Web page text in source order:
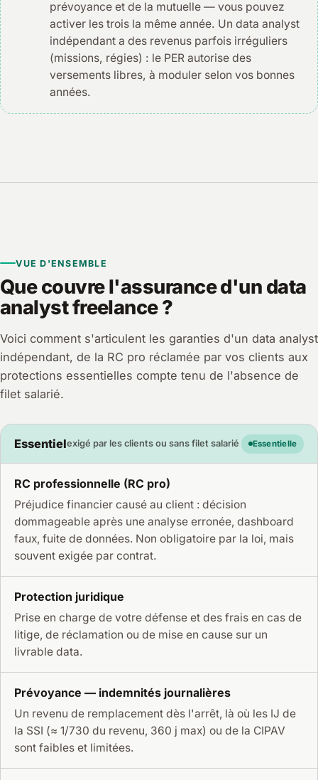
prévoyance et de la mutuelle — vous pouvez
activer les trois la même année. Un data analyst
indépendant a des revenus parfois irréguliers
(missions, régies) : le PER autorise des
versements libres, à moduler selon vos bonnes
années.
VUE D'ENSEMBLE
Que couvre l'assurance d'un data
analyst freelance ?
Voici comment s'articulent les garanties d'un data analyst
indépendant, de la RC pro réclamée par vos clients aux
protections essentielles compte tenu de l'absence de
filet salarié.
Essentielexigé par les clients ou sans filet salarié Essentielle
RC professionnelle (RC pro)
Préjudice financier causé au client : décision
dommageable après une analyse erronée, dashboard
faux, fuite de données. Non obligatoire par la loi, mais
souvent exigée par contrat.
Protection juridique
Prise en charge de votre défense et des frais en cas de
litige, de réclamation ou de mise en cause sur un
livrable data.
Prévoyance — indemnités journalières
Un revenu de remplacement dès l'arrêt, là où les IJ de
la SSI (≈ 1/730 du revenu, 360 j max) ou de la CIPAV
sont faibles et limitées.